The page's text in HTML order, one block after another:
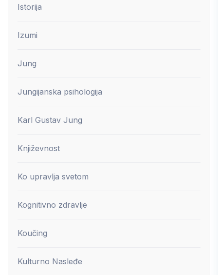
Istorija
Izumi
Jung
Jungijanska psihologija
Karl Gustav Jung
Književnost
Ko upravlja svetom
Kognitivno zdravlje
Koučing
Kulturno Nasleđe